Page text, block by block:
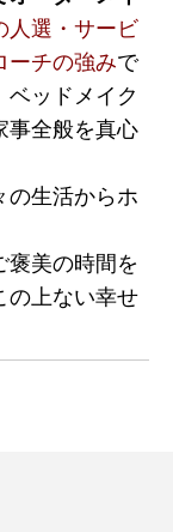
人選・サービ
ーチの強みで
ッドメイク
事全般を真心
の生活からホ
褒美の時間を
の上ない幸せ